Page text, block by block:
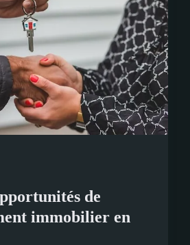
de
immobilier en